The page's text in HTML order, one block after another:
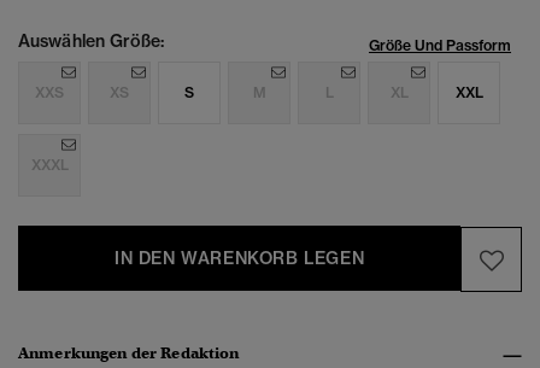
Auswählen Größe: Größe Und Passform
XXS XS S M L XL XXL
XXXL
IN DEN WARENKORB LEGEN
Anmerkungen der Redaktion